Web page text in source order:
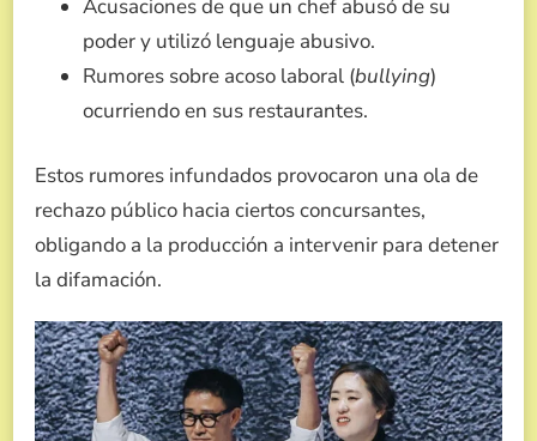
Acusaciones de que un chef abusó de su
poder y utilizó lenguaje abusivo.
Rumores sobre acoso laboral (bullying)
ocurriendo en sus restaurantes.
Estos rumores infundados provocaron una ola de
rechazo público hacia ciertos concursantes,
obligando a la producción a intervenir para detener
la difamación.